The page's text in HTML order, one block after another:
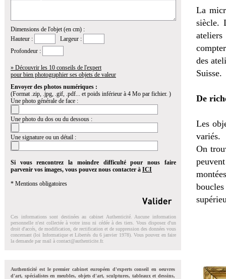
Dimensions de l'objet (en cm) :
Hauteur :
Largeur :
Profondeur :
» Découvrir les 10 conseils de l'expert
pour bien photographier ses objets de valeur
Envoyer des photos numériques :
(Format .zip, .jpg, .gif, .pdf... et poids inférieur à 4 Mo par fichier. )
Une photo générale de face :
Une photo du dos ou du dessous :
Une signature ou un détail :
Si vous rencontrez la moindre difficulté pour nous faire
parvenir vos images, vous pouvez nous contacter à ICI
* Mentions obligatoires
Ces informations sont destinées au cabinet Authenticité. Aucune information
personnelle n'est collectée à votre insu ni cédée à des tiers. Vous disposez d'un
droit d'accés, de modification, de rectification et de suppression des données vous
concernant (loi Informatique et Libertés du 6 janvier 1978). Vous pouvez en faire
la demande par mail à contact@authenticite.fr.
Authenticité est le premier cabinet européen d'experts conseil en oeuvres
d'art, spécialistes en meubles, objets d'art, sculptures, tableaux et dessins,
La
siècle.
des
Suisse.
De
Les
variés.
On